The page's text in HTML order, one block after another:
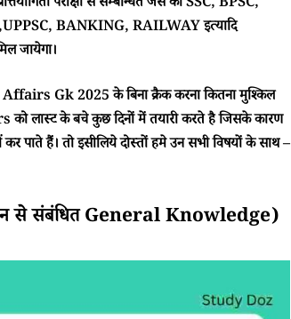
BANKING, RAILWAY इत्यादि
जायेगा।
Affairs Gk 2025 के बिना क्रैक करना कितना मुश्किल
लास्ट के बचे कुछ दिनों में तयारी करते है जिसके कारण
पाते हैं। तो इसीलिये दोस्तों हमे उन सभी विषयों के साथ –
से संबंधित General Knowledge)